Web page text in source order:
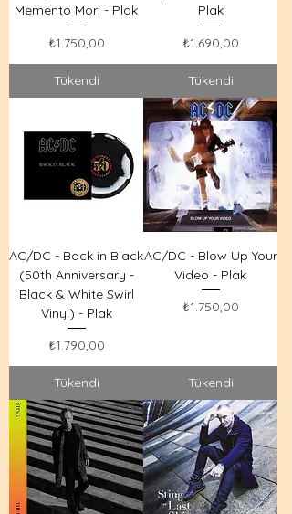
Memento Mori - Plak
Fiyat
₺1.750,00
Tükendi
Plak
Fiyat
₺1.690,00
Tükendi
AC/DC - Back in Black
(50th Anniversary -
Black & White Swirl
Vinyl) - Plak
Fiyat
₺1.790,00
Tükendi
AC/DC - Blow Up Your
Video - Plak
Fiyat
₺1.750,00
Tükendi